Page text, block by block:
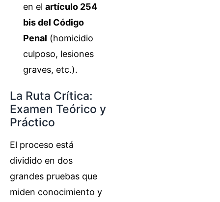
en el artículo 254
bis del Código
Penal (homicidio
culposo, lesiones
graves, etc.).
La Ruta Crítica:
Examen Teórico y
Práctico
El proceso está
dividido en dos
grandes pruebas que
miden conocimiento y